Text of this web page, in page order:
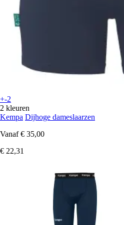
+-2
2 kleuren
Kempa Dijhoge dameslaarzen
Vanaf € 35,00
€ 22,31